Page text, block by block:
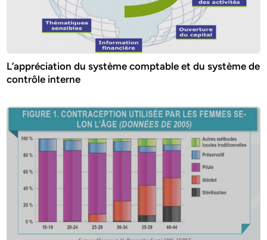
L’appréciation du système comptable et du système de
contrôle interne